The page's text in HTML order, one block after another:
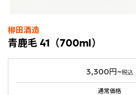
柳田酒造
青鹿毛 41（700ml）
3,300円~税込
通常価格